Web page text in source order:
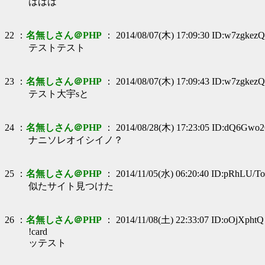
22 ： 名無しさん＠PHP ： 2014/08/07(木) 17:09:30 ID:w7zgkezQ
テストテスト
23 ： 名無しさん＠PHP ： 2014/08/07(木) 17:09:43 ID:w7zgkezQ
テスト大宇sと
24 ： 名無しさん＠PHP ： 2014/08/28(木) 17:23:05
ナニソレオイシイノ？
25 ： 名無しさん＠PHP ： 2014/11/05(水) 06:20:40 ID:pRhLU/To
似たサイト見つけた
26 ： 名無しさん＠PHP ： 2014/11/08(土) 22:33:07 ID:oOjXphtQ
!card
ッテスト